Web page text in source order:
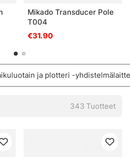
Mikado Transducer Pole
T004
€31.90
ja plotteri -
343 Tuotteet